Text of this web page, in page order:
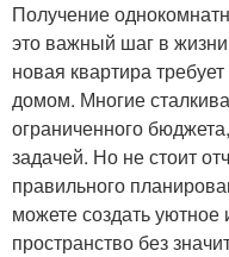
Грамотный ремонт
Комнаты к ремонту
Получение
это важный шаг в
новая квартира
домом. Многие
ограниченного
задачей. Но не стоит
правильного
можете создать
пространство без